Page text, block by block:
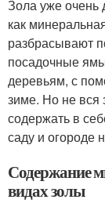
Зола уже очень
как
разбрасывают
посадочные
деревьям, с
зиме. Но не вся
содержать в
саду и огороде
Содержание
видах золы